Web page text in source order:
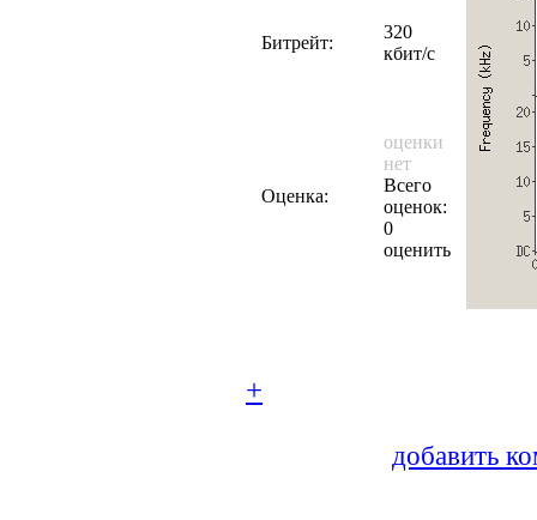
Битрейт:
320
кбит/с
Оценка:
оценки
нет
Всего
оценок:
0
оценить
+
добавить